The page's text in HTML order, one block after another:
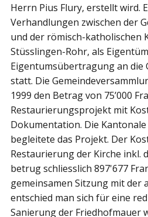
Herrn Pius Flury, erstellt wird.
Verhandlungen zwischen der
und der römisch-katholischen
Stüsslingen-Rohr, als
Eigentumsübertragung an die
statt. Die
1999 den Betrag von 75’000
Restaurierungsprojekt mit
Dokumentation. Die
begleitete das Projekt. Der
Restaurierung der Kirche inkl.
betrug schliesslich 897'677
gemeinsamen Sitzung mit der
entschied man sich für eine
Sanierung der Friedhofmauer